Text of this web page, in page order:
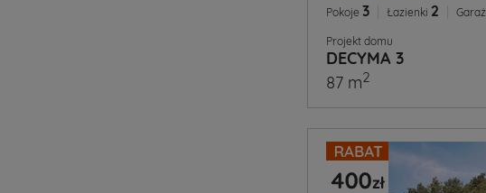
Pokoje 3 Łazienki 2 Garaż
Projekt domu
DECYMA 3
87 m2